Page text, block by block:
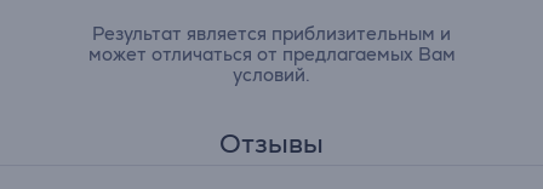
Результат является приблизительным и
может отличаться от предлагаемых Вам
условий.
Отзывы